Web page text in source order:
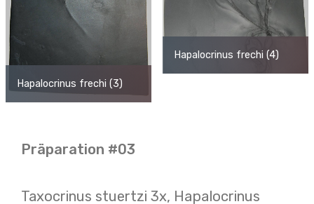
Hapalocrinus frechi (3)
Hapalocrinus frechi (4)
Präparation #03
Taxocrinus stuertzi 3x, Hapalocrinus